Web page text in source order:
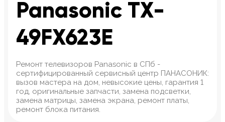
Panasonic TX-
49FX623E
Ремонт телевизоров Panasonic в СПб -
сертифицированный сервисный центр ПАНАСОНИК:
вызов мастера на дом, невысокие цены, гарантия 1
год, оригинальные запчасти, замена подсветки,
замена матрицы, замена экрана, ремонт платы,
ремонт блока питания.